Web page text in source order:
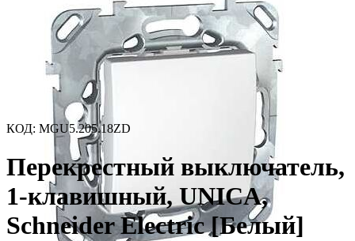
КОД: MGU5.205.18ZD
Перекрестный выключатель,
1-клавишный, UNICA,
Schneider Electric [Белый]